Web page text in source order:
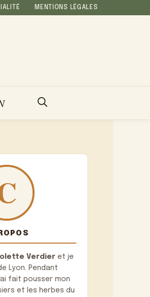
MENTIONS LÉGALES
Verdier et je
Lyon. Pendant
fait pousser mon
et les herbes du